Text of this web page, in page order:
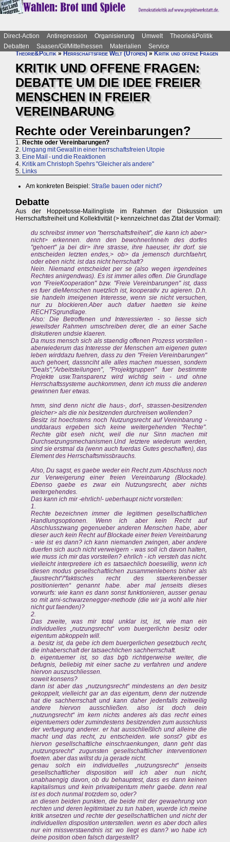
Direct-Action Antirepression Organisierung Umwelt
Theorie&Politik
Debatten
Saasen/GI/Mittelhessen Materialien
Service
Theorie&Politik»Herrschaftsfreie Welt (Utopien)»Kritik und offene Fragen
KRITIK UND OFFENE FRAGEN:
DEBATTE UM DIE IDEE FREIER
MENSCHEN IN FREIER
VEREINBARUNG
Rechte oder Vereinbarungen?
1. Rechte oder Vereinbarungen?
2. Umgang mit Gewalt in einer herrschaftsfreien Utopie
3. Eine Mail - und die Reaktionen
4. Kritik am Christoph Spehrs "Gleicher als andere"
5. Links
Am konkreten Beispiel: Straße bauen oder nicht?
Debatte
Aus der Hoppetosse-Mailingliste im Rahmen der Diskussion um
Herrschaftsfreiheit und Kollektivität (> kennzeichnet das Zitat der Vormail):
du schreibst immer von "herrschaftsfreiheit", die kann ich aber>
nicht> erkennen. denn den bewohner/inne/n des dorfes
"gehoert" ja bei dir> ihre strasse, ihre haeuser, ihr dorf. sie
entscheiden letzten endes,> ob> da jemensch durchfaehrt,
oder eben nicht. ist das nicht herrschaft?
Nein. Niemand entscheidet per se (also wegen irgendeines
Rechtes anirgendwas). Es ist immer alles offen. Die Grundlage
von "FreieKooperation" bzw. "Freie Vereinbarungen" ist, dass
es fuer dieMenschen nuetzlich ist, kooperativ zu agieren. D.h.
sie handeln imeigenen Interesse, wenn sie nicht versuchen,
nur zu blockieren.Aber auch dafuer haetten sie keine
RECHTSgrundlage.
Also: Die Betroffenen und Interessierten - so liesse sich
jeweilsder Rahmen umschreiben derer, die an einer Sache
diskutieren undsie klaeren.
Da muss mensch sich als staendig offenen Prozess vorstellen -
aberwiederum das Interesse der Menschen am eigenen guten
leben wirddazu fuehren, dass zu den "Freien Vereinbarungen"
auch gehoert, dassnciht alle alles machen muessen, sondern
"Deals","Arbeitsteilungen", "Projektgruppen" fuer bestimmte
Projekte usw.Transparenz wird wichtig sein - und ohne
Herrschaftssysteme auchkommen, denn ich muss die anderen
gewinnen fuer etwas.
hmm, sind denn nicht die haus-, dorf-, strassen-besitzenden
gleicher> als die nix besitzenden durchreisen wollenden?
Besitz ist hoechstens noch Nutzungsrecht auf Vereinbarung -
unddaraus ergeben sich keine weitergehenden "Rechte".
Rechte gibt eseh nicht, weil die nur Sinn machen mit
Durchsetzungsmechanismen.Und letztere wiederum werden,
sind sie erstmal da (wenn auch fuerdas Gutes geschaffen), das
Element des Herrschaftsmissbrauchs.
Also, Du sagst, es gaebe weder ein Recht zum Abschluss noch
zur Verweigerung einer freien Vereinbarung (Blockade).
Ebenso gaebe es zwar ein Nutzungsrecht, aber nichts
weitergehendes.
Das kann ich mir -ehrlich!- ueberhaupt nicht vorstellen:
1.
Rechte bezeichnen immer die legitimen gesellschaftlichen
Handlungsoptionen. Wenn ich aber kein Recht auf
Abschlusszwang gegenueber anderen Menschen habe, aber
dieser auch kein Recht auf Blockade einer freien Vereinbarung
- wie ist es dann? ich kann niemanden zwingen, aber andere
duerfen sich auch nicht verweigern - was soll ich davon halten,
wie muss ich mir das vorstellen? ehrlich - ich versteh das nicht.
vielleicht interpretiere ich es tatsaechlich boeswillig, wenn ich
diesen modus gesellschaftlichen zusammenlebens bisher als
„faustrecht“/“faktisches recht des staerkeren/besser
positionierten“ genannt habe. aber mal jenseits dieses
vorwurfs: wie kann es dann sonst funktionieren, ausser genau
so mit arni-schwarzenegger-methode (die wir ja wohl alle hier
nicht gut faenden)?
2.
Das zweite, was mir total unklar ist, ist, wie man ein
individuelles „nutzungsrecht“ vom buergerlichn besitz oder
eigentum abkoppeln will.
a. besitz ist, da gebe ich dem buergerlichen gesetzbuch recht,
die inhaberschaft der tatsaechlichen sachherrschaft.
b. eigentuemer ist, so das bgb richtigerweise weiter, die
befugnis, beliebig mit einer sache zu verfahren und andere
hiervon auszuschliessen.
soweit konsens?
dann ist aber das „nutzungsrecht“ mindestens an den besitz
gekoppelt, vielleicht gar an das eigentum, denn der nutzende
hat die sachherrschaft und kann daher jedenfalls zeitweilig
andere hiervon ausschließen. also ist doch dein
„nutzungsrecht“ im kern nichts anderes als das recht eines
eigentuemers oder zumindestens besitzenden zum ausschluss
der verfuegung anderer. er hat ausschließlich und alleine die
macht und das recht, zu entscheiden. wie sonst? gibt es
hiervon gesellschaftliche einschraenkungen, dann geht das
„nutzungsrecht“ zugunsten gesellschaftlicher interventionen
floeten. aber das willst du ja gerade nicht.
genau solch ein individuelles „nutzungsrecht“ jenseits
gesellschaftlicher disposition will ich aber nun nicht,
unabhaengig davon, ob du behauptest, dass es dann keinen
kapitalismus und kein privateigentum mehr gaebe. denn real
ist es doch nunmal trotzdem so, oder?
an diesen beiden punkten, die beide mit der gewaehrung von
rechten und deren legitimitaet zu tun haben, wuerde ich meine
kritik ansetzen und rechte der gesellschaftlichen und nicht der
individuellen disposition unterstellen. wenn es aber doch alles
nur ein missverstaendnis ist: wo liegt es dann? wo habe ich
deine position oben falsch dargestellt?